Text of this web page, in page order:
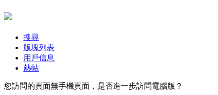
搜尋
版塊列表
用戶信息
熱帖
您訪問的頁面無手機頁面，是否進一步訪問電腦版？